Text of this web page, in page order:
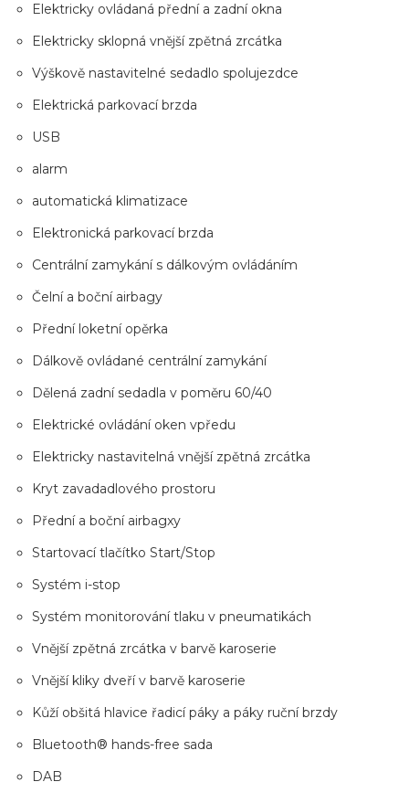
Elektricky ovládaná přední a zadní okna
Elektricky sklopná vnější zpětná zrcátka
Výškově nastavitelné sedadlo spolujezdce
Elektrická parkovací brzda
USB
alarm
automatická klimatizace
Elektronická parkovací brzda
Centrální zamykání s dálkovým ovládáním
Čelní a boční airbagy
Přední loketní opěrka
Dálkově ovládané centrální zamykání
Dělená zadní sedadla v poměru 60/40
Elektrické ovládání oken vpředu
Elektricky nastavitelná vnější zpětná zrcátka
Kryt zavadadlového prostoru
Přední a boční airbagxy
Startovací tlačítko Start/Stop
Systém i-stop
Systém monitorování tlaku v pneumatikách
Vnější zpětná zrcátka v barvě karoserie
Vnější kliky dveří v barvě karoserie
Kůží obšitá hlavice řadicí páky a páky ruční brzdy
Bluetooth® hands-free sada
DAB